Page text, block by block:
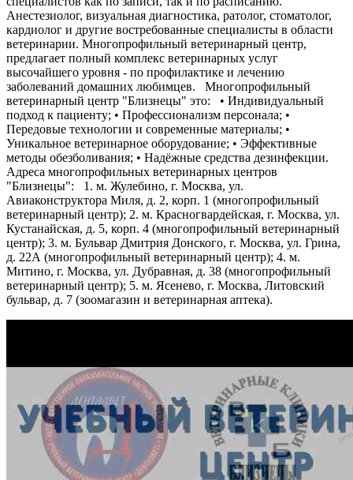
Анестезиолог, визуальная диагностика, ратолог, стоматолог,
кардиолог и другие востребованные специалисты в области
ветеринарии. Многопрофильный ветеринарный центр,
предлагает полный комплекс ветеринарных услуг
высочайшего уровня - по профилактике и лечению
заболеваний домашних любимцев. Многопрофильный
ветеринарный центр "Близнецы" это: • Индивидуальный
подход к пациенту; • Профессионализм персонала; •
Передовые технологии и современные материалы; •
Уникальное ветеринарное оборудование; • Эффективные
методы обезболивания; • Надёжные средства дезинфекции.
Адреса многопрофильных ветеринарных центров
"Близнецы": 1. м. Жулебино, г. Москва, ул.
Авиаконструктора Миля, д. 2, корп. 1 (многопрофильный
ветеринарный центр); 2. м. Красногвардейская, г. Москва, ул.
Кустанайская, д. 5, корп. 4 (многопрофильный ветеринарный
центр); 3. м. Бульвар Дмитрия Донского, г. Москва, ул. Грина,
д. 22А (многопрофильный ветеринарный центр); 4. м.
Митино, г. Москва, ул. Дубравная, д. 38 (многопрофильный
ветеринарный центр); 5. м. Ясенево, г. Москва, Литовский
бульвар, д. 7 (зоомагазин и ветеринарная аптека).